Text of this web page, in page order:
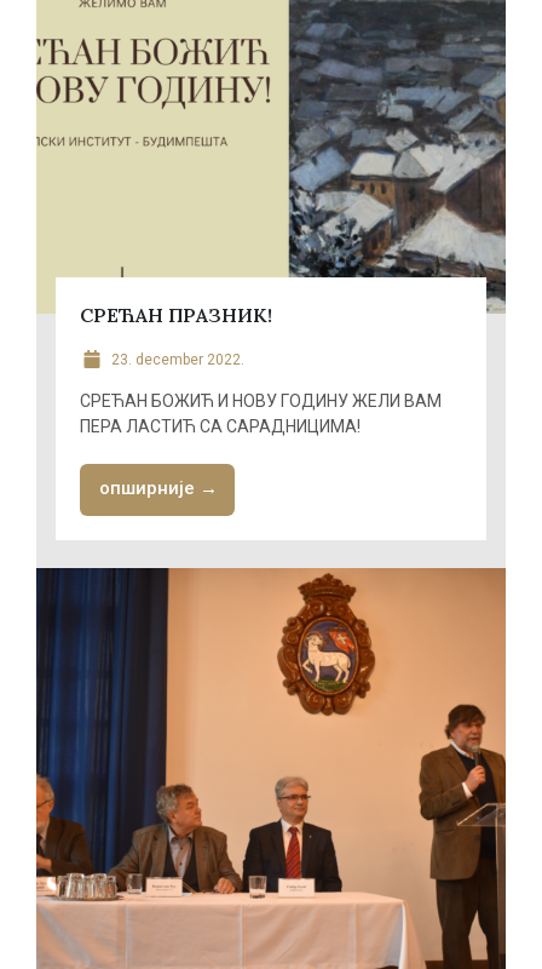
СРЕЋАН ПРАЗНИК!
23. december 2022.
СРЕЋАН БОЖИЋ И НОВУ ГОДИНУ ЖЕЛИ ВАМ
ПЕРА ЛАСТИЋ СА САРАДНИЦИМА!
опширније →